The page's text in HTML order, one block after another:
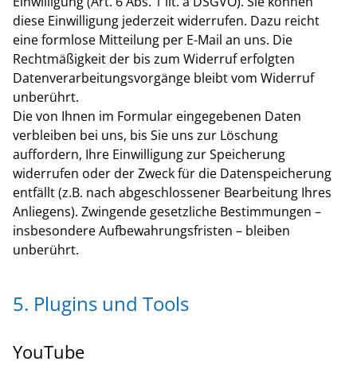
diese Einwilligung jederzeit widerrufen. Dazu reicht
eine formlose Mitteilung per E-Mail an uns. Die
Rechtmäßigkeit der bis zum Widerruf erfolgten
Datenverarbeitungsvorgänge bleibt vom Widerruf
unberührt.
Die von Ihnen im Formular eingegebenen Daten
verbleiben bei uns, bis Sie uns zur Löschung
auffordern, Ihre Einwilligung zur Speicherung
widerrufen oder der Zweck für die Datenspeicherung
entfällt (z.B. nach abgeschlossener Bearbeitung Ihres
Anliegens). Zwingende gesetzliche Bestimmungen –
insbesondere Aufbewahrungsfristen – bleiben
unberührt.
5. Plugins und Tools
YouTube